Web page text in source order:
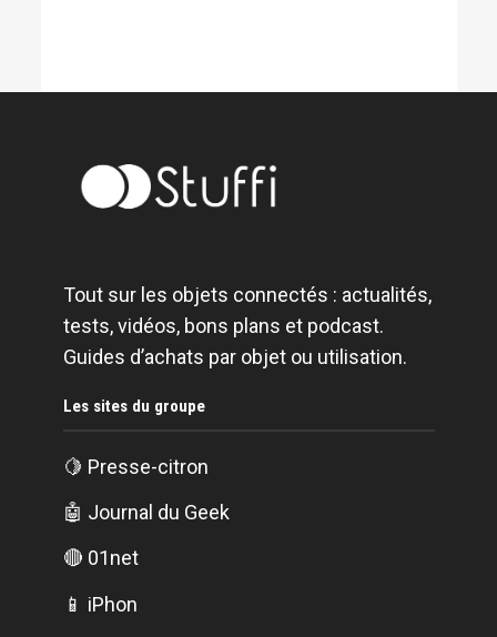
Tout sur les objets connectés : actualités,
tests, vidéos, bons plans et podcast.
Guides d’achats par objet ou utilisation.
Les sites du groupe
🍋 Presse-citron
🤖 Journal du Geek
🔴 01net
📱 iPhon